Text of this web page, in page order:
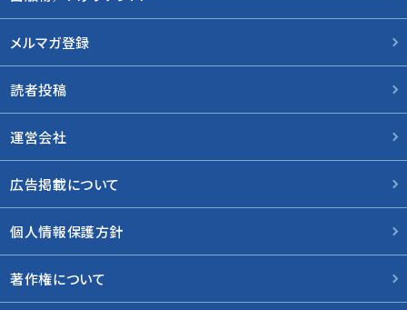
メルマガ登録
読者投稿
運営会社
広告掲載について
個人情報保護方針
著作権について